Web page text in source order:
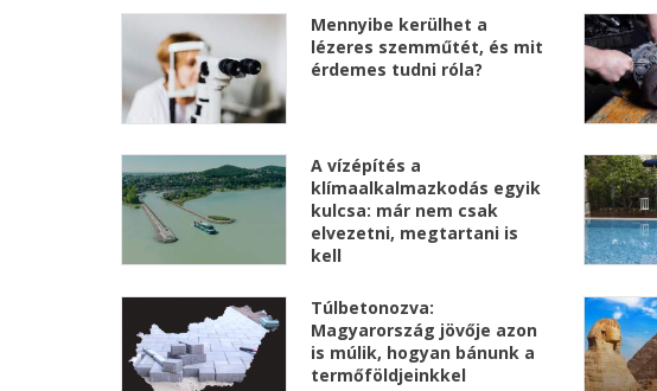
Mennyibe kerülhet a
lézeres szemműtét, és mit
érdemes tudni róla?
A vízépítés a
klímaalkalmazkodás egyik
kulcsa: már nem csak
elvezetni, megtartani is
kell
Túlbetonozva:
Magyarország jövője azon
is múlik, hogyan bánunk a
termőföldjeinkkel